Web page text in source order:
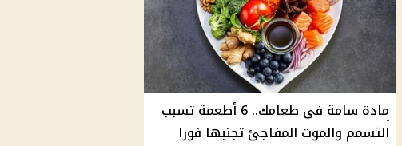
مادة سامة في طعامك.. 6 أطعمة تسبب
التسمم والموت المفاجئ تجنبها فورا